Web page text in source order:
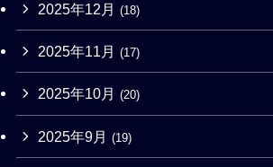
2025年12月 (18)
2025年11月 (17)
2025年10月 (20)
2025年9月 (19)